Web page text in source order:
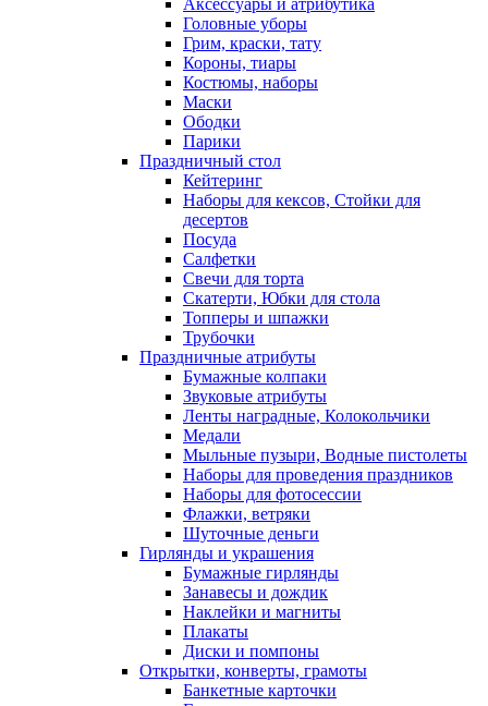
Аксессуары и атрибутика
Головные уборы
Грим, краски, тату
Короны, тиары
Костюмы, наборы
Маски
Ободки
Парики
Праздничный стол
Кейтеринг
Наборы для кексов, Стойки для
десертов
Посуда
Салфетки
Свечи для торта
Скатерти, Юбки для стола
Топперы и шпажки
Трубочки
Праздничные атрибуты
Бумажные колпаки
Звуковые атрибуты
Ленты наградные, Колокольчики
Медали
Мыльные пузыри, Водные пистолеты
Наборы для проведения праздников
Наборы для фотосессии
Флажки, ветряки
Шуточные деньги
Гирлянды и украшения
Бумажные гирлянды
Занавесы и дождик
Наклейки и магниты
Плакаты
Диски и помпоны
Открытки, конверты, грамоты
Банкетные карточки